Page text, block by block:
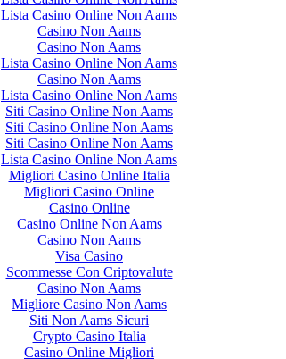
Lista Casino Online Non Aams
Casino Non Aams
Casino Non Aams
Lista Casino Online Non Aams
Casino Non Aams
Lista Casino Online Non Aams
Siti Casino Online Non Aams
Siti Casino Online Non Aams
Siti Casino Online Non Aams
Lista Casino Online Non Aams
Migliori Casino Online Italia
Migliori Casino Online
Casino Online
Casino Online Non Aams
Casino Non Aams
Visa Casino
Scommesse Con Criptovalute
Casino Non Aams
Migliore Casino Non Aams
Siti Non Aams Sicuri
Crypto Casino Italia
Casino Online Migliori